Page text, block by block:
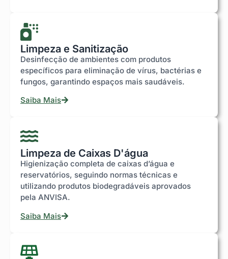
Limpeza e Sanitização
Desinfecção de ambientes com produtos
específicos para eliminação de vírus, bactérias e
fungos, garantindo espaços mais saudáveis.
Saiba Mais
Limpeza de Caixas D'água
Higienização completa de caixas d’água e
reservatórios, seguindo normas técnicas e
utilizando produtos biodegradáveis aprovados
pela ANVISA.
Saiba Mais